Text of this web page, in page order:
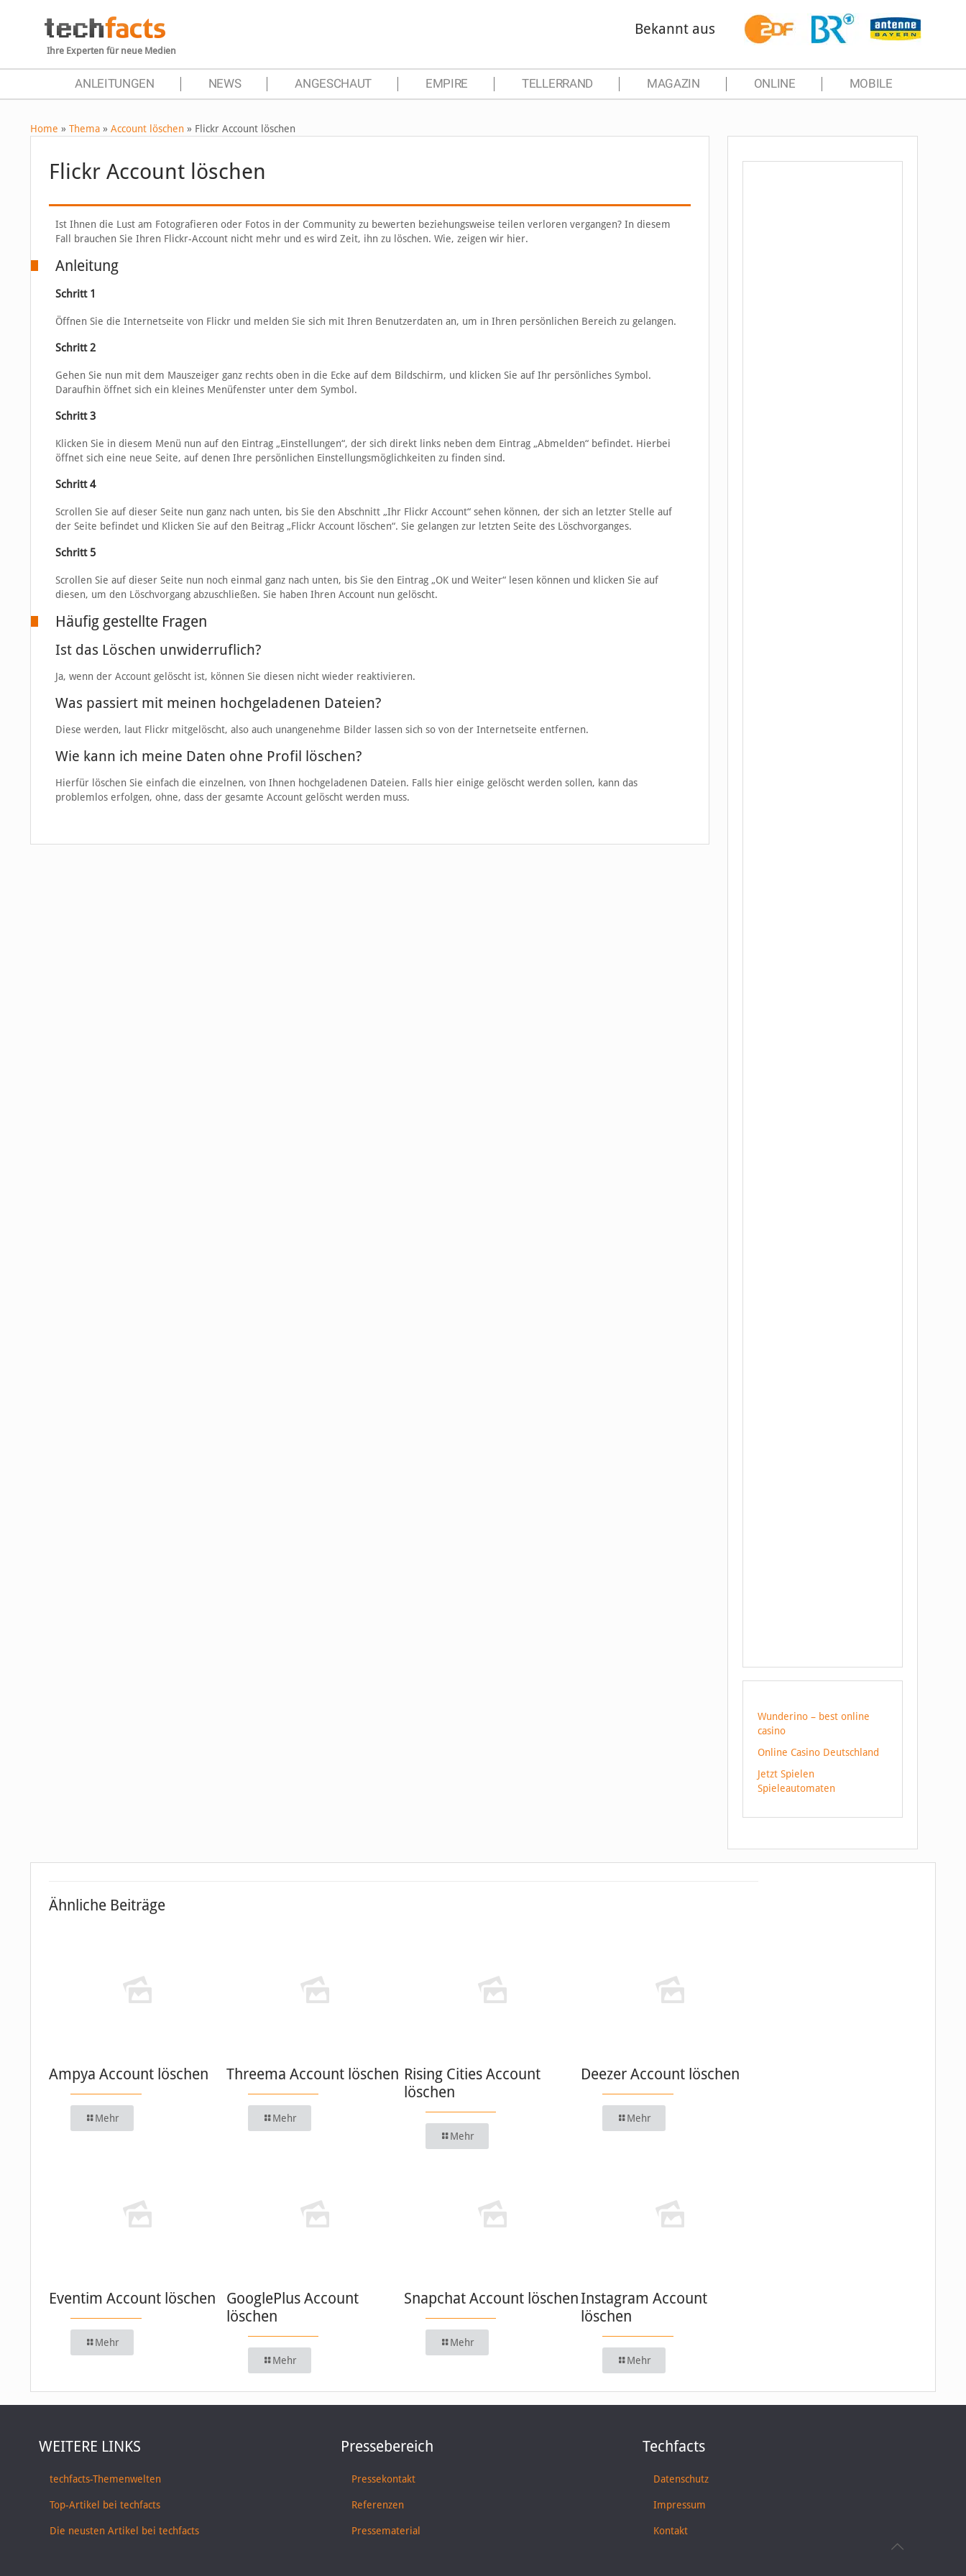
Ihre Experten für neue Medien
Bekannt aus
ANLEITUNGEN NEWS ANGESCHAUT EMPIRE TELLERRAND MAGAZIN ONLINE MOBILE
Home » Thema » Account löschen » Flickr Account löschen
Flickr Account löschen
Ist Ihnen die Lust am Fotografieren oder Fotos in der Community zu bewerten beziehungsweise teilen verloren vergangen? In diesem
Fall brauchen Sie Ihren Flickr-Account nicht mehr und es wird Zeit, ihn zu löschen. Wie, zeigen wir hier.
Anleitung
Schritt 1
Öffnen Sie die Internetseite von Flickr und melden Sie sich mit Ihren Benutzerdaten an, um in Ihren persönlichen Bereich zu gelangen.
Schritt 2
Gehen Sie nun mit dem Mauszeiger ganz rechts oben in die Ecke auf dem Bildschirm, und klicken Sie auf Ihr persönliches Symbol.
Daraufhin öffnet sich ein kleines Menüfenster unter dem Symbol.
Schritt 3
Klicken Sie in diesem Menü nun auf den Eintrag „Einstellungen“, der sich direkt links neben dem Eintrag „Abmelden“ befindet. Hierbei
öffnet sich eine neue Seite, auf denen Ihre persönlichen Einstellungsmöglichkeiten zu finden sind.
Schritt 4
Scrollen Sie auf dieser Seite nun ganz nach unten, bis Sie den Abschnitt „Ihr Flickr Account“ sehen können, der sich an letzter Stelle auf
der Seite befindet und Klicken Sie auf den Beitrag „Flickr Account löschen“. Sie gelangen zur letzten Seite des Löschvorganges.
Schritt 5
Scrollen Sie auf dieser Seite nun noch einmal ganz nach unten, bis Sie den Eintrag „OK und Weiter“ lesen können und klicken Sie auf
diesen, um den Löschvorgang abzuschließen. Sie haben Ihren Account nun gelöscht.
Häufig gestellte Fragen
Ist das Löschen unwiderruflich?
Ja, wenn der Account gelöscht ist, können Sie diesen nicht wieder reaktivieren.
Was passiert mit meinen hochgeladenen Dateien?
Diese werden, laut Flickr mitgelöscht, also auch unangenehme Bilder lassen sich so von der Internetseite entfernen.
Wie kann ich meine Daten ohne Profil löschen?
Hierfür löschen Sie einfach die einzelnen, von Ihnen hochgeladenen Dateien. Falls hier einige gelöscht werden sollen, kann das
problemlos erfolgen, ohne, dass der gesamte Account gelöscht werden muss.
Wunderino – best online
casino
Online Casino Deutschland
Jetzt Spielen
Spieleautomaten
Ähnliche Beiträge
Ampya Account löschen
Mehr
Threema Account löschen
Mehr
Rising Cities Account
löschen
Mehr
Deezer Account löschen
Mehr
Eventim Account löschen
Mehr
GooglePlus Account
löschen
Mehr
Snapchat Account löschen
Mehr
Instagram Account
löschen
Mehr
WEITERE LINKS
techfacts-Themenwelten
Top-Artikel bei techfacts
Die neusten Artikel bei techfacts
Pressebereich
Pressekontakt
Referenzen
Pressematerial
Techfacts
Datenschutz
Impressum
Kontakt